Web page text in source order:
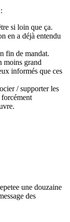
si loin que ça.
en a déjà entendu
fin de mandat.
moins grand
informés que ces
/ supporter les
forcément
une douzaine
des